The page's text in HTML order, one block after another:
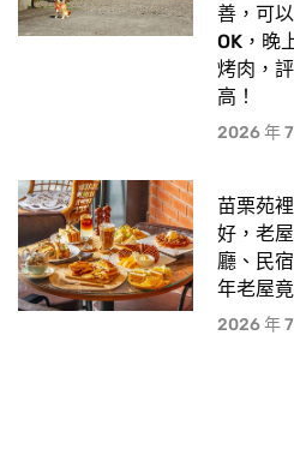
善，可
OK，晚
烤肉，
高！
2026 年 7
苗栗苑
好，老
廳、民
年老屋
2026 年 7